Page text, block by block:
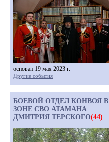
основан 19 мая 2023 г.
Другие события
БОЕВОЙ ОТДЕЛ КОНВОЯ В
ЗОНЕ СВО АТАМАНА
ДМИТРИЯ ТЕРСКОГО(44)